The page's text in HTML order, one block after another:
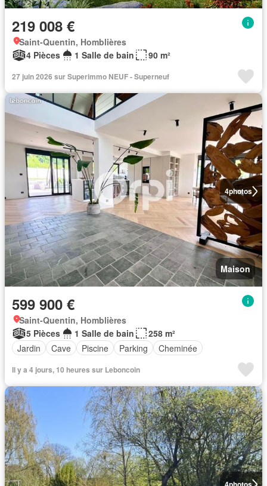
219 008 €
Saint-Quentin, Homblières
4 Pièces
1 Salle de bain 90 m²
27 juin 2026 sur Superimmo NEUF - Superneuf
4photos
Maison
599 900 €
Saint-Quentin, Homblières
5 Pièces
1 Salle de bain
258 m²
Jardin
Cave Piscine Parking Cheminée
Il y a 4 jours, 10 heures sur Leboncoin